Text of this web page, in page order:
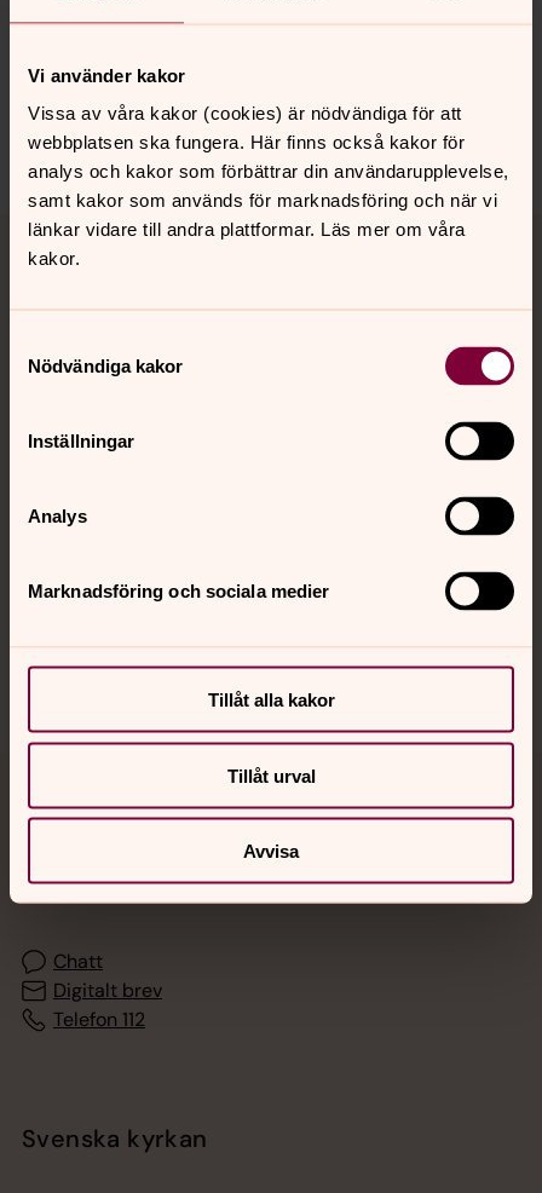
Vi använder kakor
Vissa av våra kakor (cookies) är nödvändiga för att
webbplatsen ska fungera. Här finns också kakor för
analys och kakor som förbättrar din användarupplevelse,
samt kakor som används för marknadsföring och när vi
länkar vidare till andra plattformar. Läs mer om våra
kakor.
Nödvändiga kakor
Inställningar
Analys
Marknadsföring och sociala medier
Tillåt alla kakor
Tillåt urval
Avvisa
innehåll?
spanga-kista.forsamling@svenskakyrkan.se
Dela
Tillbaka till toppen
Tillbaka till innehållet
Kalender
Hitta snabbt
Jourhavande präst
Akut samtals- och krisstöd. Prata eller chatta anonymt
med en präst på kvällar och nätter.
Chatt
Digitalt brev
Telefon 112
Svenska kyrkan